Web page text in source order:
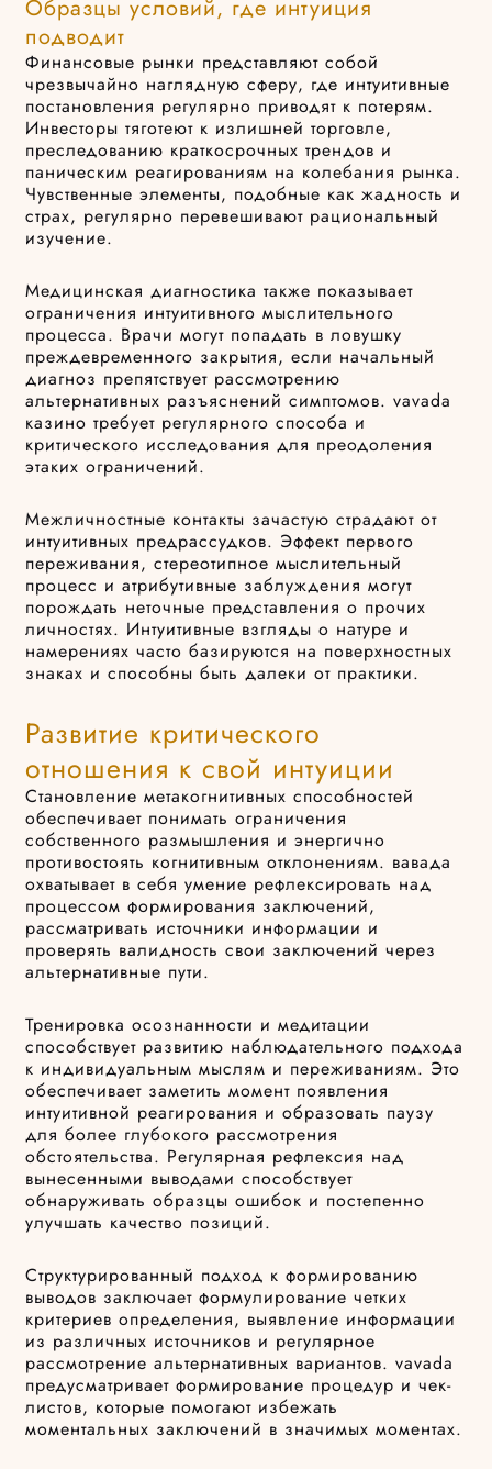
Образцы условий, где интуиция
подводит
Финансовые рынки представляют собой
чрезвычайно наглядную сферу, где интуитивные
постановления регулярно приводят к потерям.
Инвесторы тяготеют к излишней торговле,
преследованию краткосрочных трендов и
паническим реагированиям на колебания рынка.
Чувственные элементы, подобные как жадность и
страх, регулярно перевешивают рациональный
изучение.
Медицинская диагностика также показывает
ограничения интуитивного мыслительного
процесса. Врачи могут попадать в ловушку
преждевременного закрытия, если начальный
диагноз препятствует рассмотрению
альтернативных разъяснений симптомов. vavada
казино требует регулярного способа и
критического исследования для преодоления
этаких ограничений.
Межличностные контакты зачастую страдают от
интуитивных предрассудков. Эффект первого
переживания, стереотипное мыслительный
процесс и атрибутивные заблуждения могут
порождать неточные представления о прочих
личностях. Интуитивные взгляды о натуре и
намерениях часто базируются на поверхностных
знаках и способны быть далеки от практики.
Развитие критического
отношения к свой интуиции
Становление метакогнитивных способностей
обеспечивает понимать ограничения
собственного размышления и энергично
противостоять когнитивным отклонениям. вавада
охватывает в себя умение рефлексировать над
процессом формирования заключений,
рассматривать источники информации и
проверять валидность свои заключений через
альтернативные пути.
Тренировка осознанности и медитации
способствует развитию наблюдательного подхода
к индивидуальным мыслям и переживаниям. Это
обеспечивает заметить момент появления
интуитивной реагирования и образовать паузу
для более глубокого рассмотрения
обстоятельства. Регулярная рефлексия над
вынесенными выводами способствует
обнаруживать образцы ошибок и постепенно
улучшать качество позиций.
Структурированный подход к формированию
выводов заключает формулирование четких
критериев определения, выявление информации
из различных источников и регулярное
рассмотрение альтернативных вариантов. vavada
предусматривает формирование процедур и чек-
листов, которые помогают избежать
моментальных заключений в значимых моментах.